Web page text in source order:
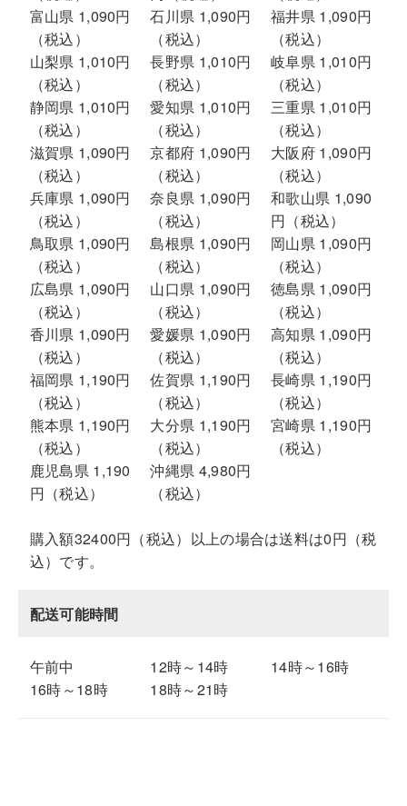
富山県 1,090円
（税込）
石川県 1,090円
（税込）
福井県 1,090円
（税込）
山梨県 1,010円
（税込）
長野県 1,010円
（税込）
岐阜県 1,010円
（税込）
静岡県 1,010円
（税込）
愛知県 1,010円
（税込）
三重県 1,010円
（税込）
滋賀県 1,090円
（税込）
京都府 1,090円
（税込）
大阪府 1,090円
（税込）
兵庫県 1,090円
（税込）
奈良県 1,090円
（税込）
和歌山県 1,090
円（税込）
鳥取県 1,090円
（税込）
島根県 1,090円
（税込）
岡山県 1,090円
（税込）
広島県 1,090円
（税込）
山口県 1,090円
（税込）
徳島県 1,090円
（税込）
香川県 1,090円
（税込）
愛媛県 1,090円
（税込）
高知県 1,090円
（税込）
福岡県 1,190円
（税込）
佐賀県 1,190円
（税込）
長崎県 1,190円
（税込）
熊本県 1,190円
（税込）
大分県 1,190円
（税込）
宮崎県 1,190円
（税込）
鹿児島県 1,190
円（税込）
沖縄県 4,980円
（税込）
購入額32400円（税込）以上の場合は送料は0円（税
込）です。
配送可能時間
午前中 12時～14時
14時～16時
16時～18時
18時～21時